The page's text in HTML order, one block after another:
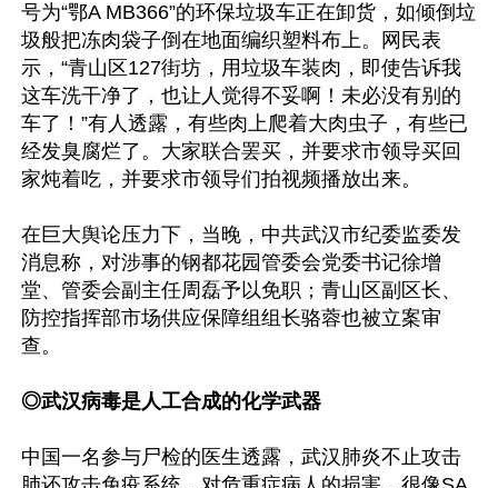
号为“鄂A MB366”的环保垃圾车正在卸货，如倾倒垃
圾般把冻肉袋子倒在地面编织塑料布上。网民表
示，“青山区127街坊，用垃圾车装肉，即使告诉我
这车洗干净了，也让人觉得不妥啊！未必没有别的
车了！”有人透露，有些肉上爬着大肉虫子，有些已
经发臭腐烂了。大家联合罢买，并要求市领导买回
家炖着吃，并要求市领导们拍视频播放出来。
在巨大舆论压力下，当晚，中共武汉市纪委监委发
消息称，对涉事的钢都花园管委会党委书记徐增
堂、管委会副主任周磊予以免职；青山区副区长、
防控指挥部市场供应保障组组长骆蓉也被立案审
查。
◎武汉病毒是人工合成的化学武器
中国一名参与尸检的医生透露，武汉肺炎不止攻击